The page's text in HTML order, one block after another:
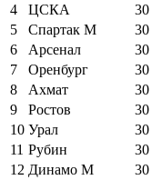
4
ЦСКА 30
5
Спартак М 30
6
Арсенал 30
7
Оренбург 30
8
Ахмат 30
9
Ростов 30
10 Урал 30
11 Рубин 30
12 Динамо М 30